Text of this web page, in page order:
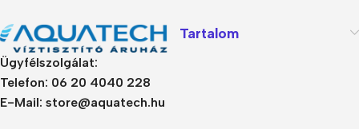
Ügyfélszolgálat:
Telefon: 06 20 4040 228
E-Mail: store@aquatech.hu
Tartalom